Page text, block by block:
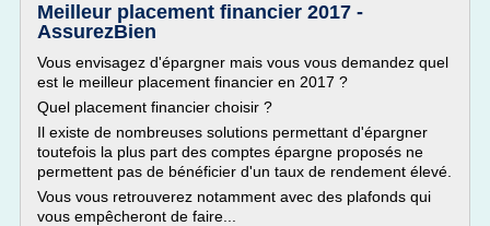
Meilleur placement financier 2017 -
AssurezBien
Vous envisagez d'épargner mais vous vous demandez quel
est le meilleur placement financier en 2017 ?
Quel placement financier choisir ?
Il existe de nombreuses solutions permettant d'épargner
toutefois la plus part des comptes épargne proposés ne
permettent pas de bénéficier d'un taux de rendement élevé.
Vous vous retrouverez notamment avec des plafonds qui
vous empêcheront de faire...